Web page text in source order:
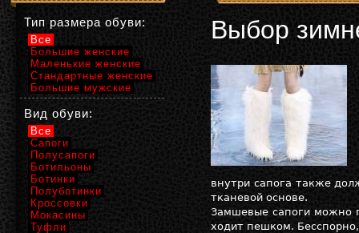
Выбор
внутри сапога также
тканевой основе.
Замшевые сапоги можно
ходит пешком.
Тип размера обуви:
Все
Большие женские
Маленькие женские
Стандартные женские
Большие мужские
Вид обуви:
Все
Сапоги
Полусапоги
Ботильоны
Ботинки
Полуботинки
Кроссовки
Мокасины
Туфли